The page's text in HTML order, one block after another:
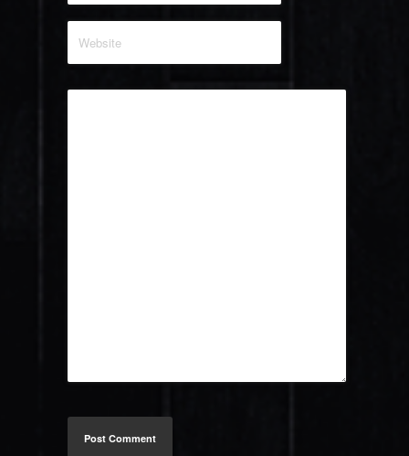
Post Comment